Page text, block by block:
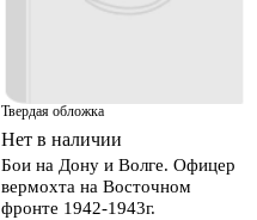
Твердая обложка
Нет в наличии
Бои на Дону и Волге. Офицер
вермохта на Восточном
фронте 1942-1943г.